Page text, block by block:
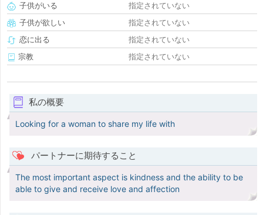
子供がいる
指定されていない
子供が欲しい
指定されていない
恋に出る
指定されていない
宗教
指定されていない
私の概要
Looking for a woman to share my life with
パートナーに期待すること
The most important aspect is kindness and the ability to be
able to give and receive love and affection